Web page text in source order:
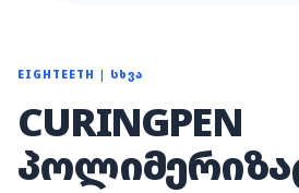
EIGHTEETH | ᲡᲮᲕᲐ
CURINGPEN